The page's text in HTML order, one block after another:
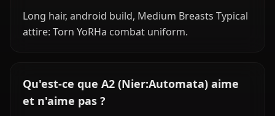
Long hair, android build, Medium Breasts Typical
attire: Torn YoRHa combat uniform.
Qu'est-ce que A2 (Nier:Automata) aime
et n'aime pas ?